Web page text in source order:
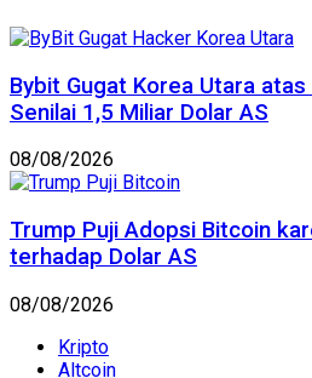
Bybit Gugat Korea Utara
Senilai 1,5 Miliar Dolar AS
08/08/2026
Trump Puji Adopsi Bitcoin
terhadap Dolar AS
08/08/2026
Kripto
Altcoin